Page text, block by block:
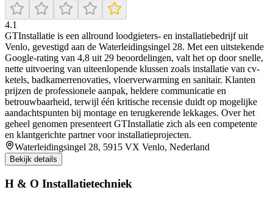
4.1
GTInstallatie is een allround loodgieters- en installatiebedrijf uit
Venlo, gevestigd aan de Waterleidingsingel 28. Met een uitstekende
Google-rating van 4,8 uit 29 beoordelingen, valt het op door snelle,
nette uitvoering van uiteenlopende klussen zoals installatie van cv-
ketels, badkamerrenovaties, vloerverwarming en sanitair. Klanten
prijzen de professionele aanpak, heldere communicatie en
betrouwbaarheid, terwijl één kritische recensie duidt op mogelijke
aandachtspunten bij montage en terugkerende lekkages. Over het
geheel genomen presenteert GTInstallatie zich als een competente
en klantgerichte partner voor installatieprojecten.
Waterleidingsingel 28, 5915 VX Venlo, Nederland
Bekijk details
H & O Installatietechniek